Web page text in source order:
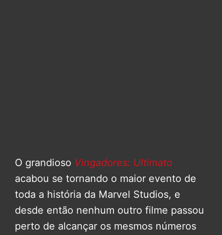
O grandioso Vingadores: Ultimato
acabou se tornando o maior evento de
toda a história da Marvel Studios, e
desde então nenhum outro filme passou
perto de alcançar os mesmos números